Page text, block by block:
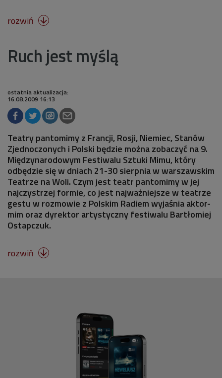
rozwiń 
Ruch jest myślą
ostatnia aktualizacja:
16.08.2009 16:13
Teatry pantomimy z Francji, Rosji, Niemiec, Stanów
Zjednoczonych i Polski będzie można zobaczyć na 9.
Międzynarodowym Festiwalu Sztuki Mimu, który
odbędzie się w dniach 21-30 sierpnia w warszawskim
Teatrze na Woli. Czym jest teatr pantomimy w jej
najczystrzej formie, co jest najważniejsze w teatrze
gestu w rozmowie z Polskim Radiem wyjaśnia aktor-
mim oraz dyrektor artystyczny festiwalu Bartłomiej
Ostapczuk.
rozwiń 